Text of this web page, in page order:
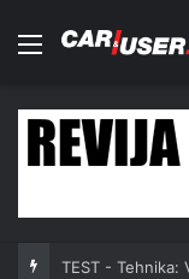
Meni
TEST - Tehnika: